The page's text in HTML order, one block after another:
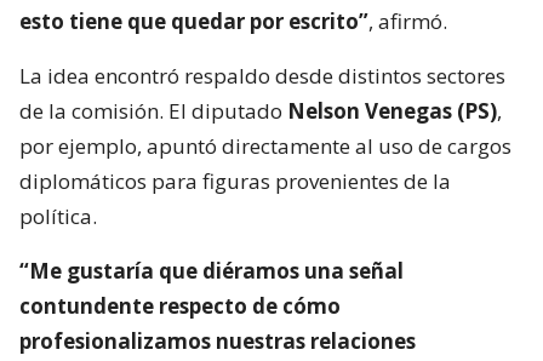
esto tiene que quedar por escrito”, afirmó.
La idea encontró respaldo desde distintos sectores
de la comisión. El diputado Nelson Venegas (PS),
por ejemplo, apuntó directamente al uso de cargos
diplomáticos para figuras provenientes de la
política.
“Me gustaría que diéramos una señal
contundente respecto de cómo
profesionalizamos nuestras relaciones